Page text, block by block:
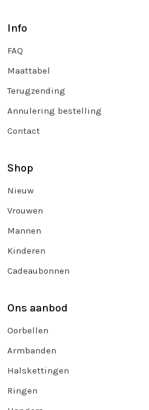
Info
FAQ
Maattabel
Terugzending
Annulering bestelling
Contact
Shop
Nieuw
Vrouwen
Mannen
Kinderen
Cadeaubonnen
Ons aanbod
Oorbellen
Armbanden
Halskettingen
Ringen